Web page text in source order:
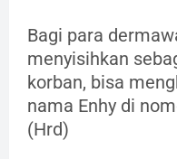
Bagi para
menyisihkan
korban, bisa
nama Enhy di
(Hrd)